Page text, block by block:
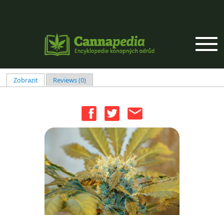
Hlavní záložky
Zobrazit(aktivní záložka)
Reviews (0)